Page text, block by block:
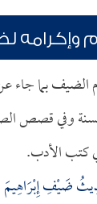
وإكرامه
بما جاء
وفي قصص
كتب الأدب.
ضَيْفِ إِبْرَاهِيمَ